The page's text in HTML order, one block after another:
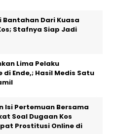
Bantahan Dari Kuasa
Stafnya Siap Jadi
Lima Pelaku
Ende,; Hasil Medis Satu
Isi Pertemuan Bersama
Soal Dugaan Kos
Prostitusi Online di